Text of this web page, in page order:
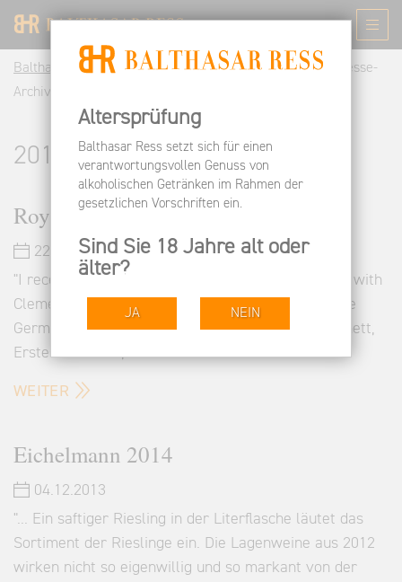
Balthasar Ress DE Informieren Pressespiegel
Presse-
Archiv | Balthasar Ress Rheingau
2013
Roy's Remarks
22.12.2013
"I recently had the pleasure to hold a wine tasting with
Clemens von Eltz in the Maldives, representing the
German Riesling in many variations (such as Kabinett,
Erstes Gewächs, …
WEITER
Eichelmann 2014
04.12.2013
"... Ein saftiger Riesling in der Literflasche läutet das
Sortiment der Rieslinge ein. Die Lagenweine aus 2012
wirken nicht so eigenwillig und so markant von der
Altersprüfung
Balthasar Ress setzt sich für einen
verantwortungsvollen Genuss von
alkoholischen Getränken im Rahmen der
gesetzlichen Vorschriften ein.
Sind Sie 18 Jahre alt oder
älter?
JA NEIN